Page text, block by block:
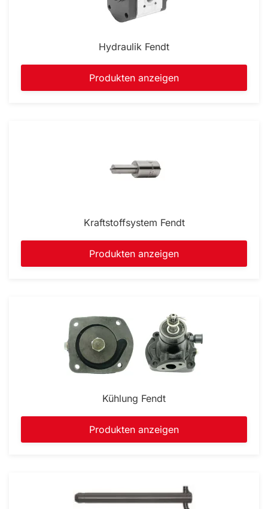
Hydraulik Fendt
Produkten anzeigen
Kraftstoffsystem Fendt
Produkten anzeigen
Kühlung Fendt
Produkten anzeigen